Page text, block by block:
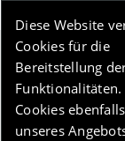
Diese Website
Cookies für die
Bereitstellung
Cookies
unseres